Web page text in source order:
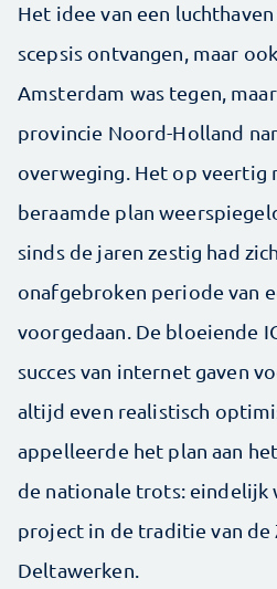
Het idee van een
scepsis ontvangen, maar
Amsterdam was tegen,
provincie Noord-Holland
overweging. Het op veertig
beraamde plan
sinds de jaren zestig had
onafgebroken periode van
voorgedaan. De bloeiende
succes van internet gaven
altijd even realistisch
appelleerde het plan aan
de nationale trots: eindelijk
project in de traditie van de
Deltawerken.